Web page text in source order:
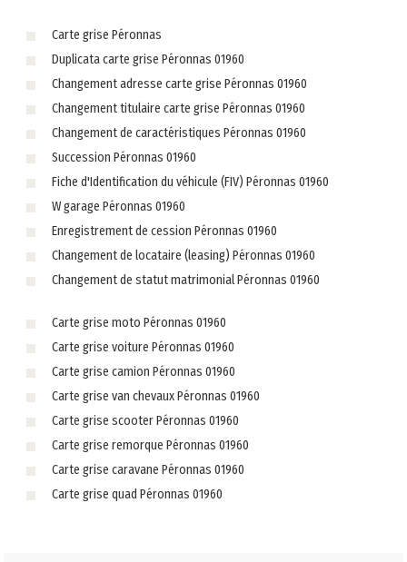
Carte grise Péronnas
Duplicata carte grise Péronnas 01960
Changement adresse carte grise Péronnas 01960
Changement titulaire carte grise Péronnas 01960
Changement de caractéristiques Péronnas 01960
Succession Péronnas 01960
Fiche d'Identification du véhicule (FIV) Péronnas 01960
W garage Péronnas 01960
Enregistrement de cession Péronnas 01960
Changement de locataire (leasing) Péronnas 01960
Changement de statut matrimonial Péronnas 01960
Carte grise moto Péronnas 01960
Carte grise voiture Péronnas 01960
Carte grise camion Péronnas 01960
Carte grise van chevaux Péronnas 01960
Carte grise scooter Péronnas 01960
Carte grise remorque Péronnas 01960
Carte grise caravane Péronnas 01960
Carte grise quad Péronnas 01960